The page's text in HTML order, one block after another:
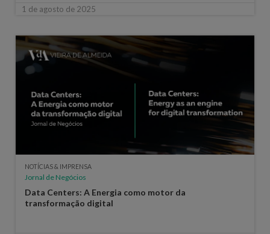
1 de agosto de 2025
NOTÍCIAS & IMPRENSA
Jornal de Negócios
Data Centers: A Energia como motor da
transformação digital